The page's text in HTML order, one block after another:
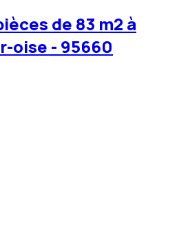
de 83 m2 à
oise - 95660